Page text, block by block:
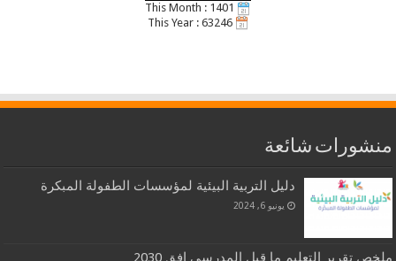
منشورات شائعة
دليل التربية البيئية لمؤسسات الطفولة المبكرة
يونيو 6, 2024
ملخص تقرير التعليم ما قبل المدرسي افق 2030